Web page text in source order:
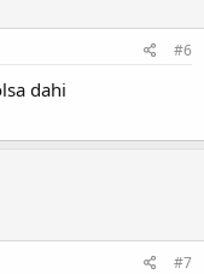
#6
dahi
#7